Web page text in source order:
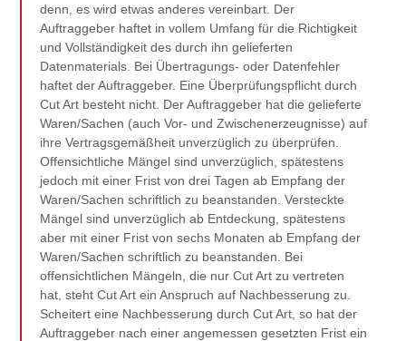
denn, es wird etwas anderes vereinbart. Der
Auftraggeber haftet in vollem Umfang für die Richtigkeit
und Vollständigkeit des durch ihn gelieferten
Datenmaterials. Bei Übertragungs- oder Datenfehler
haftet der Auftraggeber. Eine Überprüfungspflicht durch
Cut Art besteht nicht. Der Auftraggeber hat die gelieferte
Waren/Sachen (auch Vor- und Zwischenerzeugnisse) auf
ihre Vertragsgemäßheit unverzüglich zu überprüfen.
Offensichtliche Mängel sind unverzüglich, spätestens
jedoch mit einer Frist von drei Tagen ab Empfang der
Waren/Sachen schriftlich zu beanstanden. Versteckte
Mängel sind unverzüglich ab Entdeckung, spätestens
aber mit einer Frist von sechs Monaten ab Empfang der
Waren/Sachen schriftlich zu beanstanden. Bei
offensichtlichen Mängeln, die nur Cut Art zu vertreten
hat, steht Cut Art ein Anspruch auf Nachbesserung zu.
Scheitert eine Nachbesserung durch Cut Art, so hat der
Auftraggeber nach einer angemessen gesetzten Frist ein